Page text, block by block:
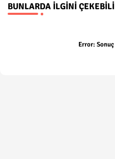
BUNLARDA İLGINI
Error: